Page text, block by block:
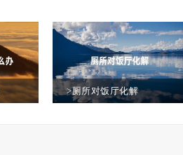
>厕所对饭厅化解